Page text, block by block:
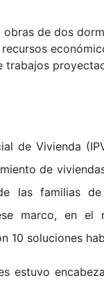
obras de dos
trabajos
de Vivienda
de
las familias de
marco, en el
10 soluciones
estuvo